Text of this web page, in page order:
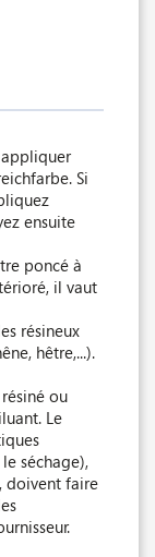
Si
ensuite
poncé à
il vaut
résineux
hêtre,...).
ou
Le
séchage),
doivent faire